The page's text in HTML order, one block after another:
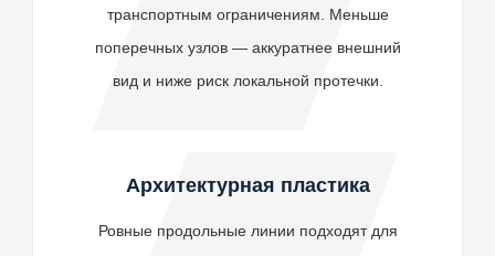
транспортным ограничениям. Меньше
поперечных узлов — аккуратнее внешний
вид и ниже риск локальной протечки.
Архитектурная пластика
Ровные продольные линии подходят для